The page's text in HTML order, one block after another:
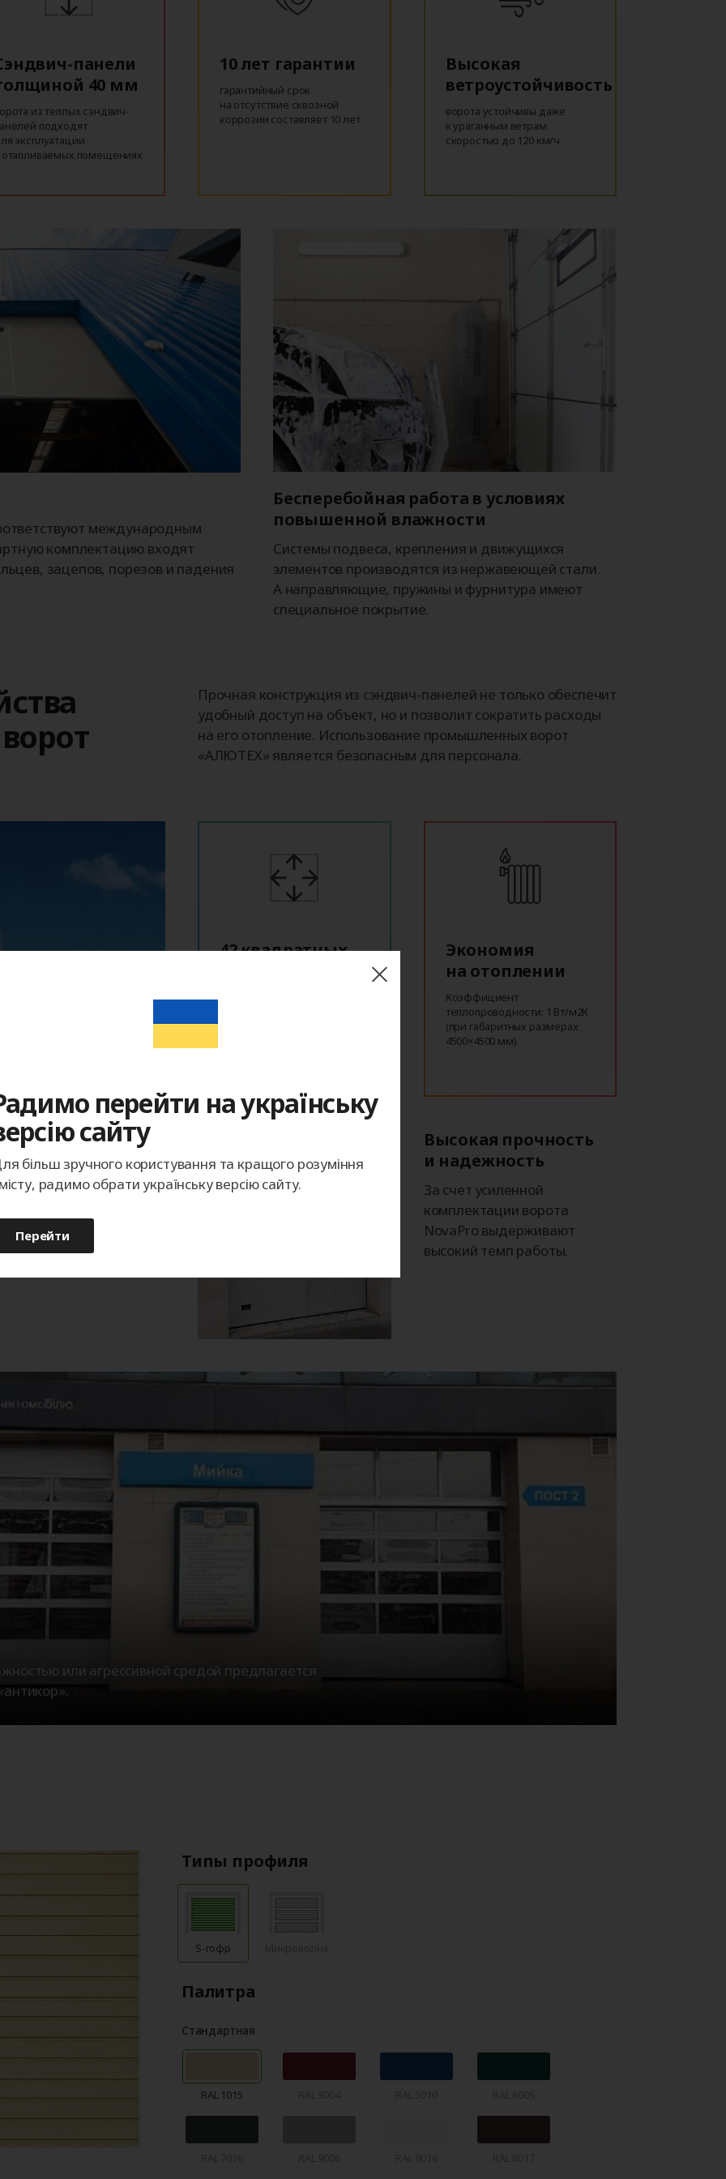
панели
40 мм
из теплых сэндвич-
подходят
эксплуатации
отапливаемых помещениях
10 лет гарантии
гарантийный срок
на отсутствие сквозной
коррозии составляет 10 лет
Высокая
ветроустойчивость
ворота устойчивы даже
к ураганным ветрам
скоростью до 120 км/ч
международным
комплектацию входят
зацепов, порезов и падения
Бесперебойная работа в условиях
повышенной влажности
Системы подвеса, крепления и движущихся
элементов производятся из нержавеющей стали.
А направляющие, пружины и фурнитура имеют
специальное покрытие.
Прочная конструкция из сэндвич-панелей не только обеспечит
удобный доступ на объект, но и позволит сократить расходы
на его отопление. Использование промышленных ворот
«АЛЮТЕХ» является безопасным для персонала.
любого
рабочее
42 квадратных
Экономия
на отоплении
Коэффициент
теплопроводности: 1 Вт/м2К
(при габаритных размерах
4500×4500 мм).
Высокая прочность
и надежность
За счет усиленной
комплектации ворота
NovaPro выдерживают
высокий темп работы.
или агрессивной средой предлагается
Типы профиля
S-гофр
Палитра
Стандартная
RAL 1015
перейти на українську
сайту
більш зручного користування та кращого розуміння
радимо обрати українську версію сайту.
Перейти